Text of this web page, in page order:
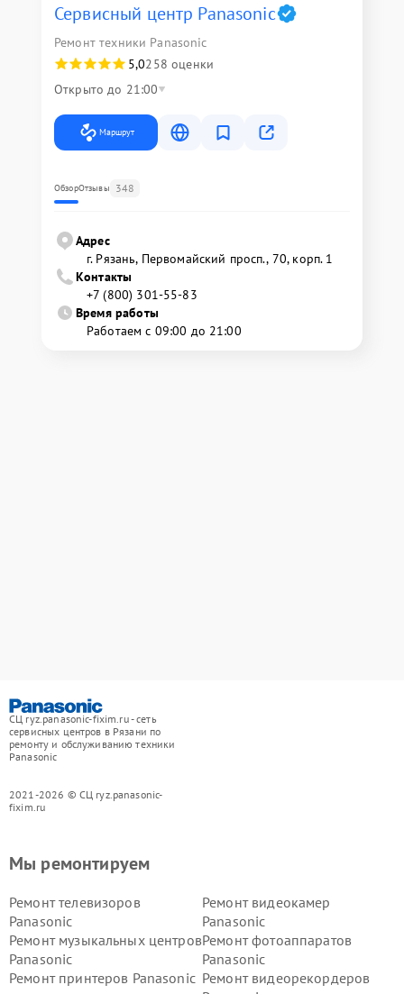
Сервисный центр Panasonic
Ремонт техники Panasonic
5,0258 оценки
Открыто до 21:00
Маршрут
ОбзорОтзывы 348
Адрес
г. Рязань, Первомайский просп., 70, корп. 1
Контакты
+7 (800) 301-55-83
Время работы
Работаем с 09:00 до 21:00
СЦ ryz.panasonic-fixim.ru - сеть
сервисных центров в Рязани по
ремонту и обслуживанию техники
Panasonic
2021-2026 © СЦ ryz.panasonic-
fixim.ru
Мы ремонтируем
Ремонт телевизоров
Panasonic
Ремонт видеокамер
Panasonic
Ремонт музыкальных центров
Panasonic
Ремонт фотоаппаратов
Panasonic
Ремонт принтеров Panasonic Ремонт видеорекордеров